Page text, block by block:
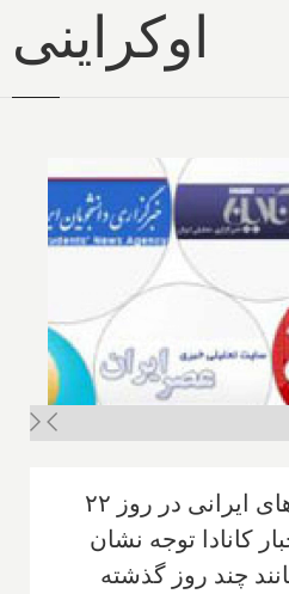
اوکراینی
رسانه‌های ایرانی در روز ۲۲
کانادا توجه نشان
چند روز گذشته